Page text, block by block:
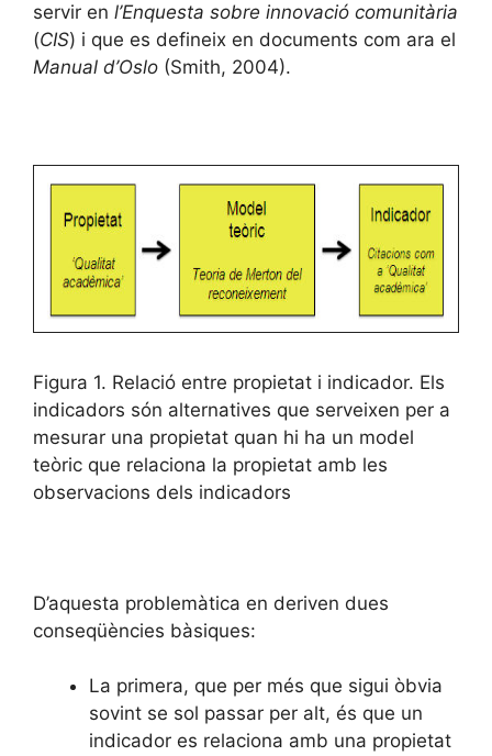
servir en l’Enquesta sobre innovació comunitària
(CIS) i que es defineix en documents com ara el
Manual d’Oslo (Smith, 2004).
Figura 1. Relació entre propietat i indicador. Els
indicadors són alternatives que serveixen per a
mesurar una propietat quan hi ha un model
teòric que relaciona la propietat amb les
observacions dels indicadors
D’aquesta problemàtica en deriven dues
conseqüències bàsiques:
La primera, que per més que sigui òbvia
sovint se sol passar per alt, és que un
indicador es relaciona amb una propietat